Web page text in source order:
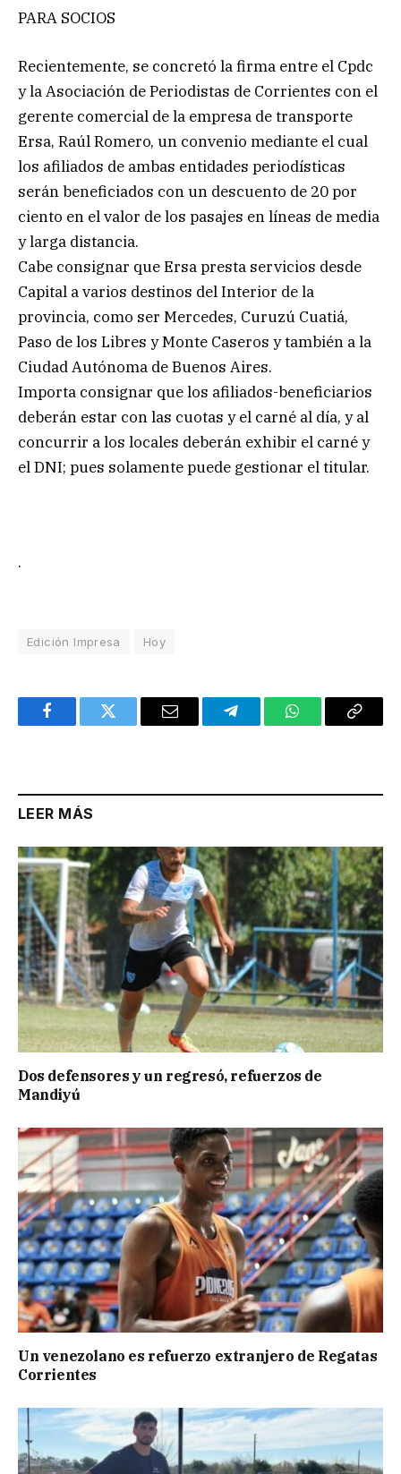
PARA SOCIOS
Recientemente, se concretó la firma entre el Cpdc
y la Asociación de Periodistas de Corrientes con el
gerente comercial de la empresa de transporte
Ersa, Raúl Romero, un convenio mediante el cual
los afiliados de ambas entidades periodísticas
serán beneficiados con un descuento de 20 por
ciento en el valor de los pasajes en líneas de media
y larga distancia.
Cabe consignar que Ersa presta servicios desde
Capital a varios destinos del Interior de la
provincia, como ser Mercedes, Curuzú Cuatiá,
Paso de los Libres y Monte Caseros y también a la
Ciudad Autónoma de Buenos Aires.
Importa consignar que los afiliados-beneficiarios
deberán estar con las cuotas y el carné al día, y al
concurrir a los locales deberán exhibir el carné y
el DNI; pues solamente puede gestionar el titular.
.
Edición Impresa Hoy
FacebookTwitter Email TelegramWhatsAppCopy
LEER MÁS
Dos defensores y un regresó, refuerzos de
Mandiyú
Un venezolano es refuerzo extranjero de Regatas
Corrientes